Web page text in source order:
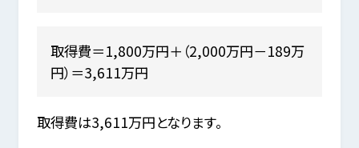
取得費＝1,800万円＋（2,000万円－189万
円）＝3,611万円
取得費は3,611万円となります。